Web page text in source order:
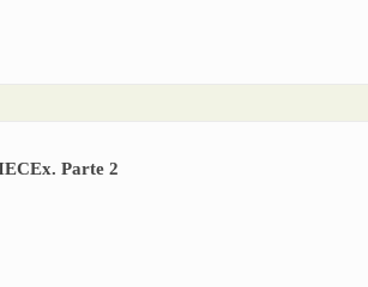
e IECEx. Parte 3
Parte 2